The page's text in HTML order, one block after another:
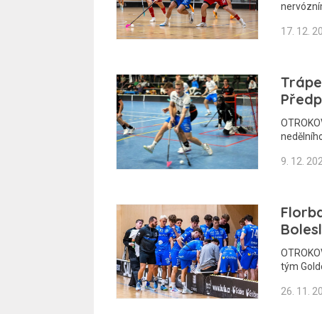
17. 12.
9. 12.
tým
26. 11.